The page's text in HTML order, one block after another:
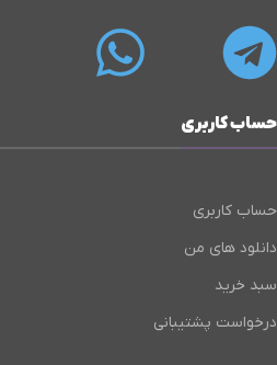
حساب کاربری
حساب کاربری
دانلود های من
سبد خرید
درخواست پشتیبانی